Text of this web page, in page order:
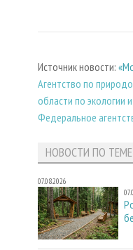
Источник новости:
Агентство по
области по экологии
Федеральное
НОВОСТИ ПО ТЕМЕ
07.08.2026